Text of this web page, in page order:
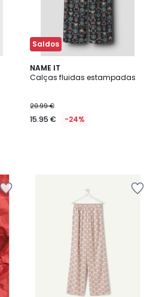
Saldos
NAME IT
Calças fluidas estampadas
20.99 €
15.95 € -24%